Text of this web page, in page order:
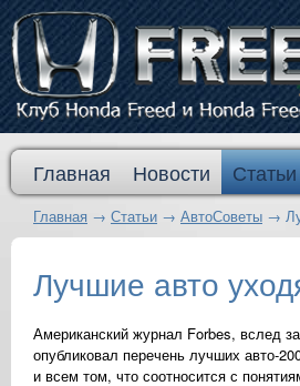
Главная Новости Статьи
Главная → Статьи → АвтоСоветы →
Лучшие авто
Американский журнал Forbes, вслед
опубликовал перечень лучших авто-
и всем том, что соотносится с